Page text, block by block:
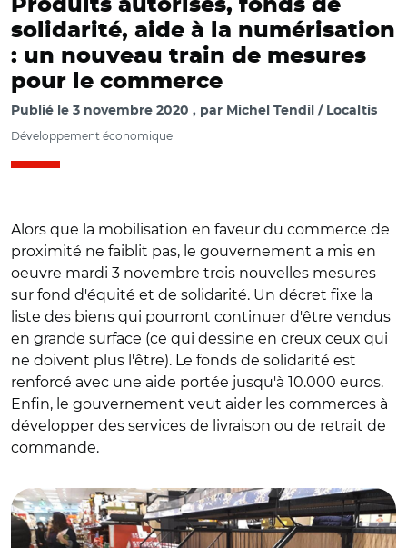
Produits autorisés, fonds de
solidarité, aide à la numérisation
: un nouveau train de mesures
pour le commerce
Publié le 3 novembre 2020 par Michel Tendil / Localtis
Développement économique
Alors que la mobilisation en faveur du commerce de
proximité ne faiblit pas, le gouvernement a mis en
oeuvre mardi 3 novembre trois nouvelles mesures
sur fond d'équité et de solidarité. Un décret fixe la
liste des biens qui pourront continuer d'être vendus
en grande surface (ce qui dessine en creux ceux qui
ne doivent plus l'être). Le fonds de solidarité est
renforcé avec une aide portée jusqu'à 10.000 euros.
Enfin, le gouvernement veut aider les commerces à
développer des services de livraison ou de retrait de
commande.
© C.M/ Ici dans un magasin Lidl, les décorations de Noël